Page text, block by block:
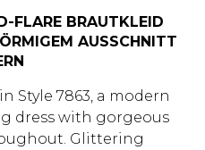
FLARE BRAUTKLEID
AUSSCHNITT
Style 7863, a modern
dress with gorgeous
Glittering